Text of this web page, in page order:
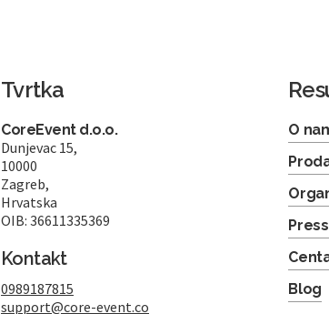
Tvrtka
CoreEvent d.o.o.
Dunjevac 15,
10000
Zagreb,
Hrvatska
OIB: 36611335369
Kontakt
0989187815
support@core-event.co
O
Blog